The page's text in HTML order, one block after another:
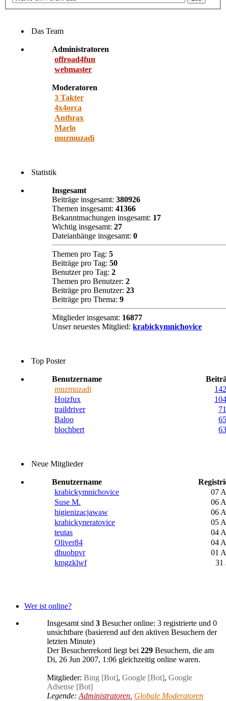
Das Team
Administratoren
offroad4fun
webmaster
Moderatoren
3 Takter
4x4orca
Anthrax
Marlo
muzmuzadi
Statistik
Insgesamt
Beiträge insgesamt: 380926
Themen insgesamt: 41366
Bekanntmachungen insgesamt: 17
Wichtig insgesamt: 27
Dateianhänge insgesamt: 0
Themen pro Tag: 5
Beiträge pro Tag: 50
Benutzer pro Tag: 2
Themen pro Benutzer: 2
Beiträge pro Benutzer: 23
Beiträge pro Thema: 9
Mitglieder insgesamt: 16877
Unser neuestes Mitglied: krabickymnichovice
Top Poster
Benutzername
muzmuzadi
Hoizfux
traildriver
Baloo
blochbert
Neue Mitglieder
Benutzername
krabickymnichovice
07
Suse M.
06
higienizacjawaw
06
krabickyneratovice
05
teutas
04
Oliver84
04
dhuobpvr
01
kmgzklwf
31
Wer ist online?
Insgesamt sind 3 Besucher online: 3 registrierte und 0
unsichtbare (basierend auf den aktiven Besuchern der
letzten Minute)
Der Besucherrekord liegt bei 229 Besuchern, die am
Di, 26 Jun 2007, 1:06 gleichzeitig online waren.
Mitglieder: Bing [Bot], Google [Bot], Google
Adsense [Bot]
Legende:Administratoren, Globale Moderatoren